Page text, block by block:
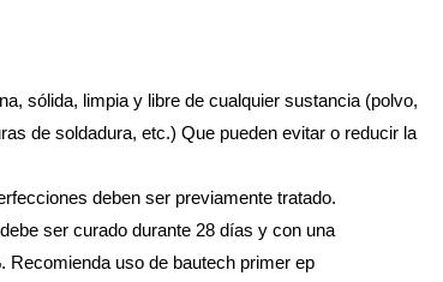
sólida, limpia y libre de cualquier sustancia (polvo,
de soldadura, etc.) Que pueden evitar o reducir la
deben ser previamente tratado.
ser curado durante 28 días y con una
Recomienda uso de bautech primer ep